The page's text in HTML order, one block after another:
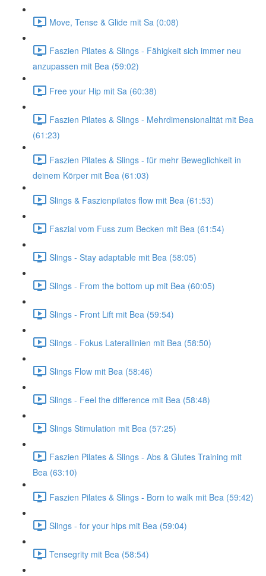
Move, Tense & Glide mit Sa (0:08)
Faszien Pilates & Slings - Fähigkeit sich immer neu
anzupassen mit Bea (59:02)
Free your Hip mit Sa (60:38)
Faszien Pilates & Slings - Mehrdimensionalität mit Bea
(61:23)
Faszien Pilates & Slings - für mehr Beweglichkeit in
deinem Körper mit Bea (61:03)
Slings & Faszienpilates flow mit Bea (61:53)
Faszial vom Fuss zum Becken mit Bea (61:54)
Slings - Stay adaptable mit Bea (58:05)
Slings - From the bottom up mit Bea (60:05)
Slings - Front Lift mit Bea (59:54)
Slings - Fokus Laterallinien mit Bea (58:50)
Slings Flow mit Bea (58:46)
Slings - Feel the difference mit Bea (58:48)
Slings Stimulation mit Bea (57:25)
Faszien Pilates & Slings - Abs & Glutes Training mit
Bea (63:10)
Faszien Pilates & Slings - Born to walk mit Bea (59:42)
Slings - for your hips mit Bea (59:04)
Tensegrity mit Bea (58:54)